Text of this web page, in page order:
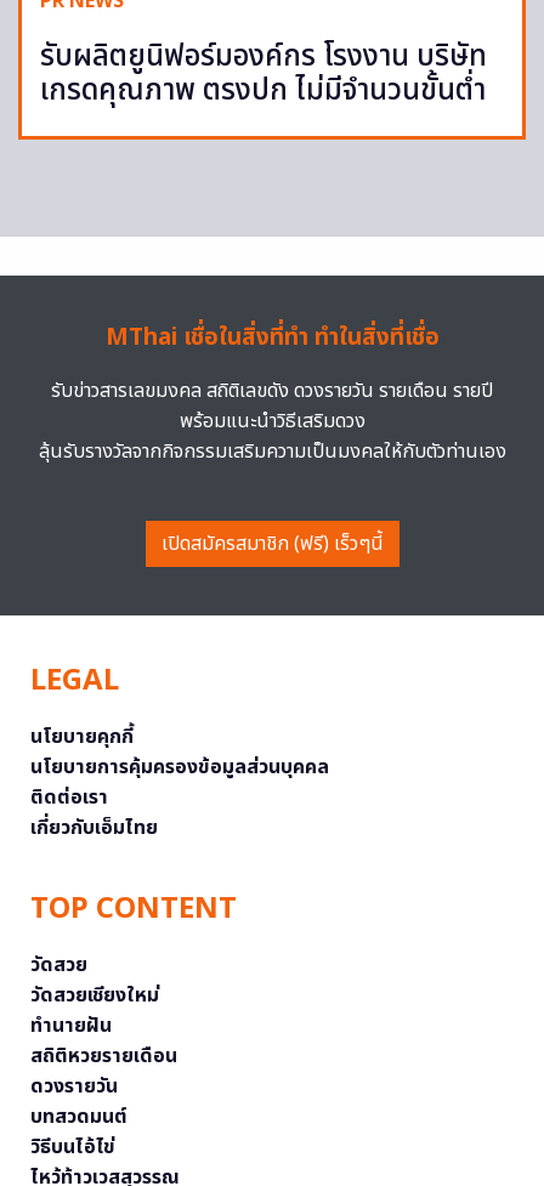
รับผลิตยูนิฟอร์มองค์กร โรงงาน บริษัท
เกรดคุณภาพ ตรงปก ไม่มีจำนวนขั้นต่ำ
MThai เชื่อในสิ่งที่ทำ ทำในสิ่งที่เชื่อ
รับข่าวสารเลขมงคล สถิติเลขดัง ดวงรายวัน รายเดือน รายปี
พร้อมแนะนำวิธีเสริมดวง
ลุ้นรับรางวัลจากกิจกรรมเสริมความเป็นมงคลให้กับตัวท่านเอง
เปิดสมัครสมาชิก (ฟรี) เร็วๆนี้
LEGAL
นโยบายคุกกี้
นโยบายการคุ้มครองข้อมูลส่วนบุคคล
ติดต่อเรา
เกี่ยวกับเอ็มไทย
TOP CONTENT
วัดสวย
วัดสวยเชียงใหม่
ทำนายฝัน
สถิติหวยรายเดือน
ดวงรายวัน
บทสวดมนต์
วิธีบนไอ้ไข่
ไหว้ท้าวเวสสุวรรณ